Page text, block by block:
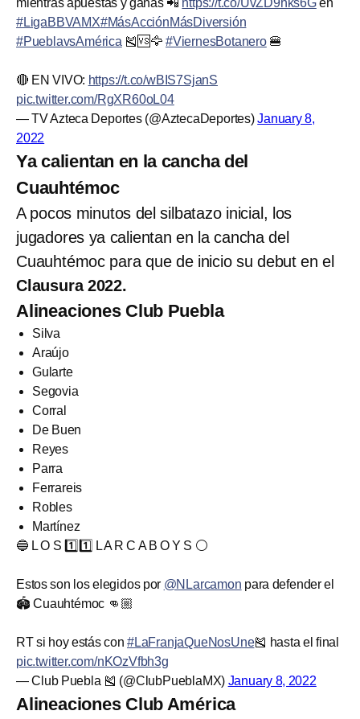
mientras apuestas y ganas 📲 https://t.co/UvZD9hks6Gen
#LigaBBVAMX#MásAcciónMásDiversión
#PueblavsAmérica 🎽🆚🦅#ViernesBotanero🍔
🔴 EN VIVO: https://t.co/wBIS7SjanS
pic.twitter.com/RgXR60oL04
— TV Azteca Deportes (@AztecaDeportes)January 8,
2022
Ya calientan en la cancha del
Cuauhtémoc
A pocos minutos del silbatazo inicial, los
jugadores ya calientan en la cancha del
Cuauhtémoc para que de inicio su debut en el
Clausura 2022.
Alineaciones Club Puebla
Silva
Araújo
Gularte
Segovia
Corral
De Buen
Reyes
Parra
Ferrareis
Robles
Martínez
🔵 L O S 1️⃣1️⃣ L A R C A B O Y S ⚪️
Estos son los elegidos por @NLarcamon para defender el
🏟 Cuauhtémoc 👊🏼
RT si hoy estás con#LaFranjaQueNosUne🎽 hasta el final
pic.twitter.com/nKOzVfbh3g
— Club Puebla 🎽 (@ClubPueblaMX) January 8, 2022
Alineaciones Club América